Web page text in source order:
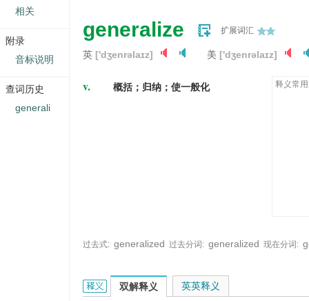
generalize 扩展词汇
英 ['dʒenrəlaɪz] 美 ['dʒenrəlaɪz]
v. 概括；归纳；使一般化 释义常
过去式: generalized 过去分词: generalized 现在分词:
generalize的英文翻译是什么意思，词典释义与在线
双解释义 英英释义
相关
附录
音标说明
查词历史
generali